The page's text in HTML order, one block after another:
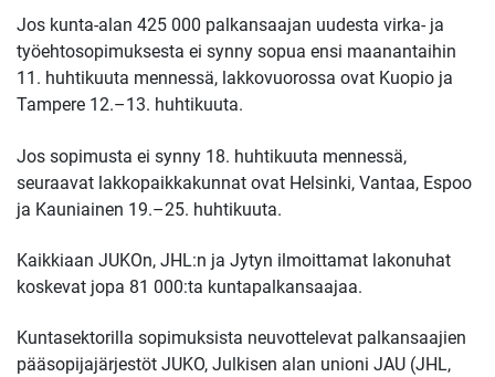
Jos kunta-alan 425 000 palkansaajan uudesta virka- ja
työehtosopimuksesta ei synny sopua ensi maanantaihin
11. huhtikuuta mennessä, lakkovuorossa ovat Kuopio ja
Tampere 12.–13. huhtikuuta.
Jos sopimusta ei synny 18. huhtikuuta mennessä,
seuraavat lakkopaikkakunnat ovat Helsinki, Vantaa, Espoo
ja Kauniainen 19.–25. huhtikuuta.
Kaikkiaan JUKOn, JHL:n ja Jytyn ilmoittamat lakonuhat
koskevat jopa 81 000:ta kuntapalkansaajaa.
Kuntasektorilla sopimuksista neuvottelevat palkansaajien
pääsopijajärjestöt JUKO, Julkisen alan unioni JAU (JHL,